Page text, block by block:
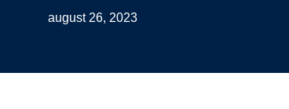
august 26, 2023